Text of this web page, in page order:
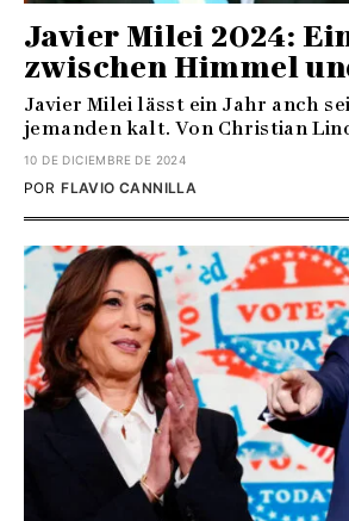
Javier Milei 2024:
zwischen Himmel
Javier Milei lässt ein Jahr anch
jemanden kalt. Von Christian
10 DE DICIEMBRE DE 2024
FLAVIO CANNILLA
POR